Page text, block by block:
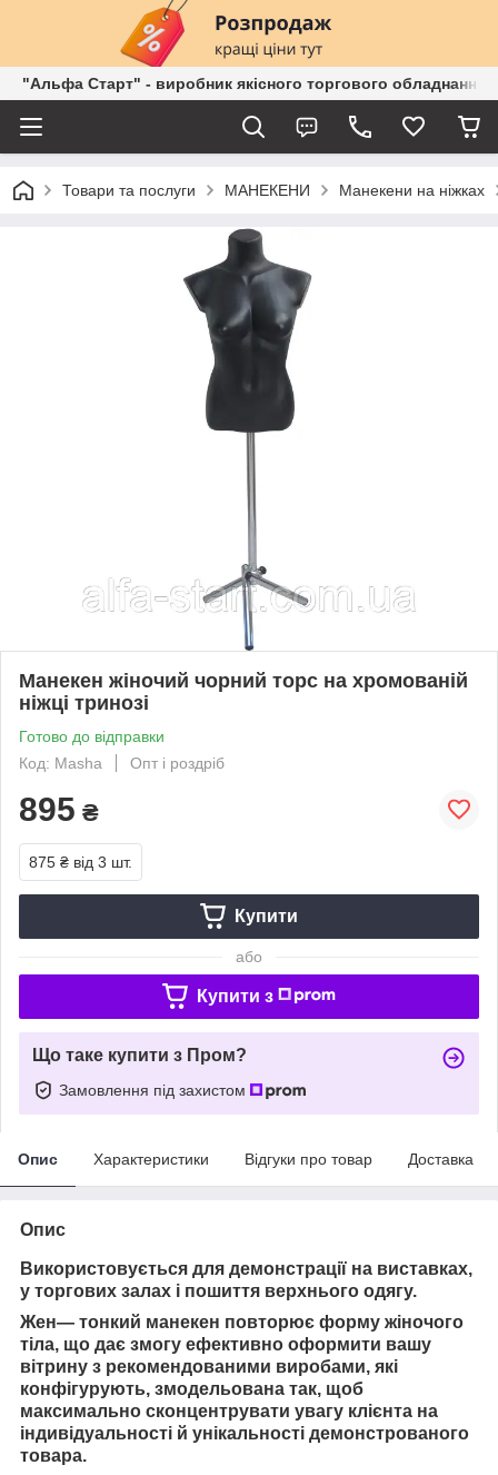
"Альфа Старт" - виробник якісного торгового обладнання
Товари та послуги МАНЕКЕНИ Манекени на ніжках
Манекен жіночий чорний торс на хромованій
ніжці тринозі
Готово до відправки
Код: Masha
Опт і роздріб
895 ₴
875 ₴ від 3 шт.
Купити
або
Купити з
Що таке купити з Пром?
Замовлення під захистом
Опис Характеристики Відгуки про товар Доставка
Опис
Використовується для демонстрації на виставках,
у торгових залах і пошиття верхнього одягу.
Жен— тонкий манекен повторює форму жіночого
тіла, що дає змогу ефективно оформити вашу
вітрину з рекомендованими виробами, які
конфігурують, змодельована так, щоб
максимально сконцентрувати увагу клієнта на
індивідуальності й унікальності демонстрованого
товара.